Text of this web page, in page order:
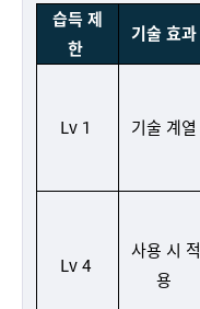
습득 제
한
기술 효과
Lv 1 기술 계열
Lv 4
사용 시 적
용